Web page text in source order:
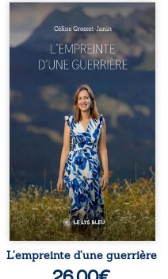
Que reste-t-il de l’enfance
lorsque la maladie impose ses
propres règles ? L’empreinte
d’une guerrière livre, sans
détour, le récit d’un quotidien
bouleversé par la maladie
chronique, l’errance médicale
et de longues hospitalisations.
L’auteure y raconte ce que les
dossiers médicaux taisent : la
peur, l’isolement, l’épuisement
et le sentiment de ne pas ...
L’empreinte d’une guerrière